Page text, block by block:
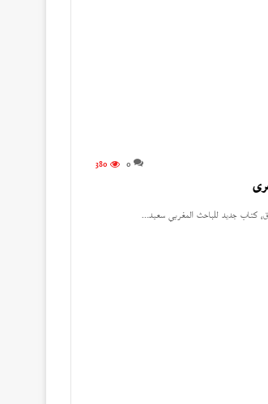
0
380
كتاب جديد للباحث المغربي سعيد…